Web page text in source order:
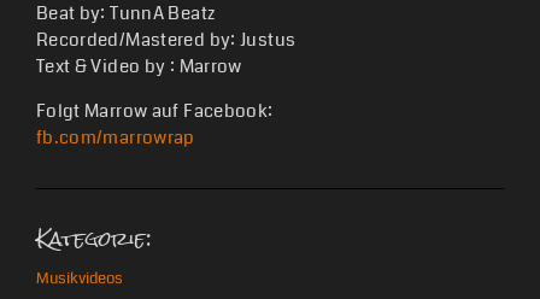
Beat by: TunnA Beatz
Recorded/Mastered by: Justus
Text & Video by : Marrow
Folgt Marrow auf Facebook:
fb.com/marrowrap
Kategorie:
Musikvideos